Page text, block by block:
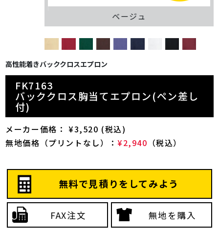
ベージュ
高性能着きバッククロスエプロン
FK7163
バッククロス胸当てエプロン(ペン差し
付)
メーカー価格： ¥3,520 (税込)
無地価格（プリントなし）： ¥2,940 （税込）
無料で見積りをしてみよう
FAX注文 無地を購入